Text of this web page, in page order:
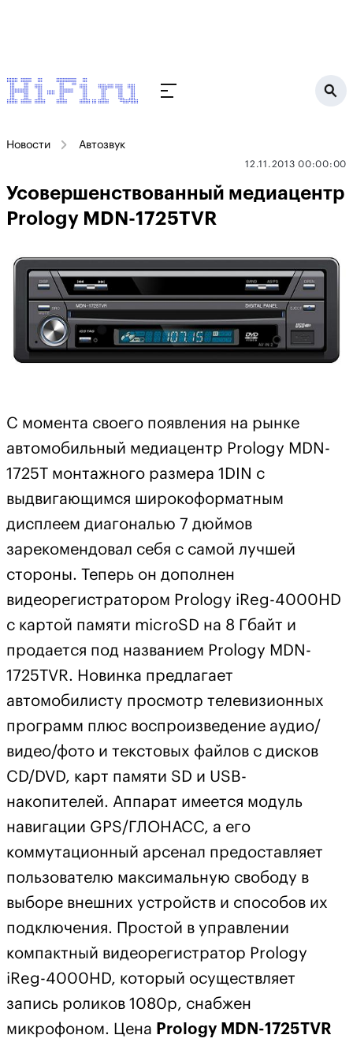
Новости Автозвук
12.11.2013 00:00:00
Усовершенствованный медиацентр
Prology MDN-1725TVR
С момента своего появления на рынке
автомобильный медиацентр Prology MDN-
1725T монтажного размера 1DIN с
выдвигающимся широкоформатным
дисплеем диагональю 7 дюймов
зарекомендовал себя с самой лучшей
стороны. Теперь он дополнен
видеорегистратором Prology iReg-4000HD
с картой памяти microSD на 8 Гбайт и
продается под названием Prology MDN-
1725TVR. Новинка предлагает
автомобилисту просмотр телевизионных
программ плюс воспроизведение аудио/
видео/фото и текстовых файлов с дисков
CD/DVD, карт памяти SD и USB-
накопителей. Аппарат имеется модуль
навигации GPS/ГЛОНАСС, а его
коммутационный арсенал предоставляет
пользователю максимальную свободу в
выборе внешних устройств и способов их
подключения. Простой в управлении
компактный видеорегистратор Prology
iReg-4000HD, который осуществляет
запись роликов 1080p, снабжен
микрофоном. Цена Prology MDN-1725TVR